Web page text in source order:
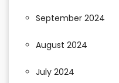
September 2024
August 2024
July 2024